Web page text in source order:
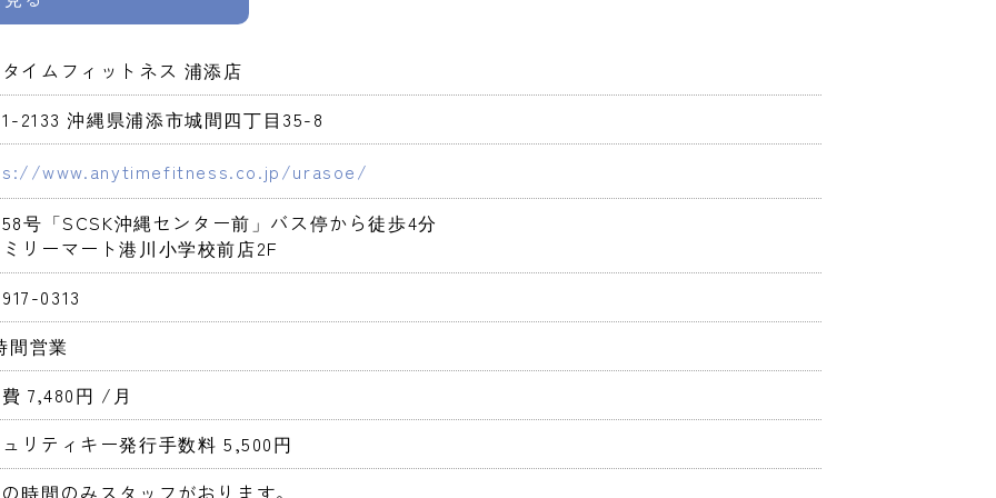
イムフィットネス 浦添店
2133 沖縄県浦添市城間四丁目35-8
www.anytimefitness.co.jp/urasoe/
号「SCSK沖縄センター前」バス停から徒歩4分
リーマート港川小学校前店2F
0313
間営業
7,480円 /月
リティキー発行手数料 5,500円
時間のみスタッフがおります。